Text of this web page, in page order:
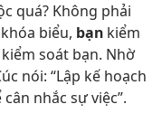
quá? Không phải
biểu, bạn kiểm
soát bạn. Nhờ
nói: “Lập kế hoạch
nhắc sự việc”.